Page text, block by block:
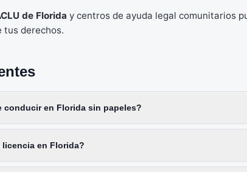
de Florida y centros de ayuda legal comunitarios
derechos.
conducir en Florida sin papeles?
licencia en Florida?